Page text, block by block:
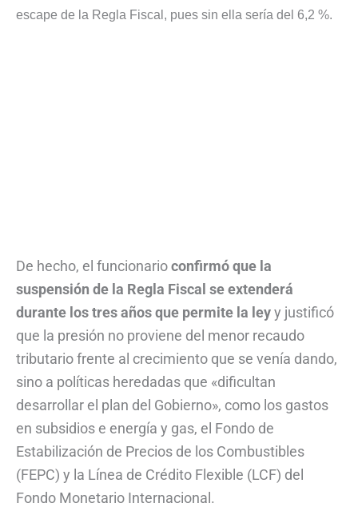
escape de la Regla Fiscal, pues sin ella sería del 6,2 %.
De hecho, el funcionarioconfirmó que la
suspensión de la Regla Fiscal se extenderá
durante los tres años que permite la leyy justificó
que la presión no proviene del menor recaudo
tributario frente al crecimiento que se venía dando,
sino a políticas heredadas que «dificultan
desarrollar el plan del Gobierno», como los gastos
en subsidios e energía y gas, el Fondo de
Estabilización de Precios de los Combustibles
(FEPC) y la Línea de Crédito Flexible (LCF) del
Fondo Monetario Internacional.